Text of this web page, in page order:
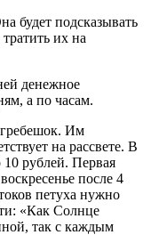
будет подсказывать
их на
денежное
а по часам.
Им
на рассвете. В
рублей. Первая
после 4
петуха нужно
«Как Солнце
так с каждым